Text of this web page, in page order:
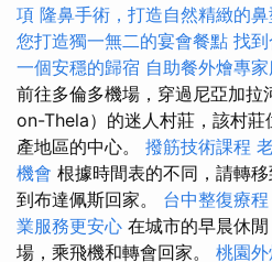
項 隆鼻手術，打造自然精緻的鼻
您打造獨一無二的宴會餐點 找
一個安穩的歸宿 自助餐外燴專
前往多倫多機場，穿過尼亞加
on-Thela）的迷人村莊，該村莊
產地區的中心。 撥筋技術課程
機會 根據時間表的不同，請轉
到布達佩斯回家。 台中整復療程
業服務更安心 在城市的早晨休
場，乘飛機和轉會回家。 桃園